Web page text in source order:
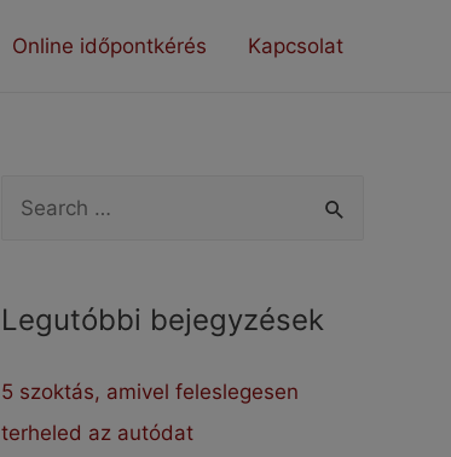
Online időpontkérés Kapcsolat
h
f
Legutóbbi bejegyzések
5 szoktás, amivel feleslegesen
terheled az autódat